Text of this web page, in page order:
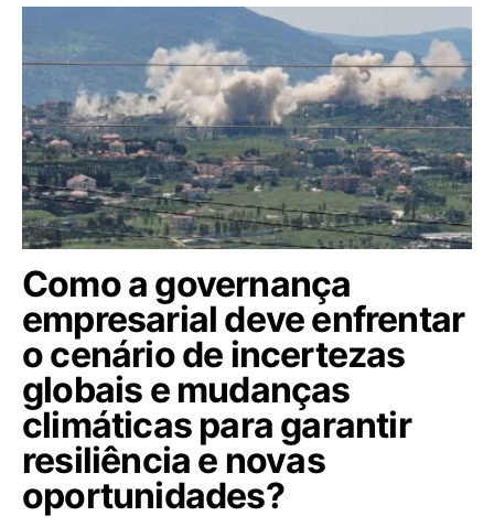
Como a governança
empresarial deve enfrentar
o cenário de incertezas
globais e mudanças
climáticas para garantir
resiliência e novas
oportunidades?